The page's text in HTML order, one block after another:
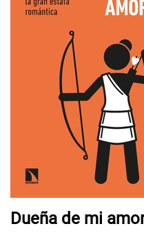
Dueña de mi